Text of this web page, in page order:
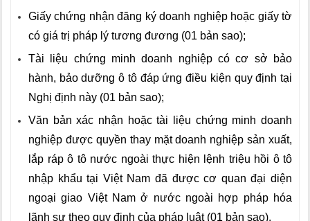
Giấy chứng nhận đăng ký doanh nghiệp hoặc giấy tờ
có giá trị pháp lý tương đương (01 bản sao);
Tài liệu chứng minh doanh nghiệp có cơ sở bảo
hành, bảo dưỡng ô tô đáp ứng điều kiện quy định tại
Nghị định này (01 bản sao);
Văn bản xác nhận hoặc tài liệu chứng minh doanh
nghiệp được quyền thay mặt doanh nghiệp sản xuất,
lắp ráp ô tô nước ngoài thực hiện lệnh triệu hồi ô tô
nhập khẩu tại Việt Nam đã được cơ quan đại diện
ngoại giao Việt Nam ở nước ngoài hợp pháp hóa
lãnh sự theo quy định của pháp luật (01 bản sao).